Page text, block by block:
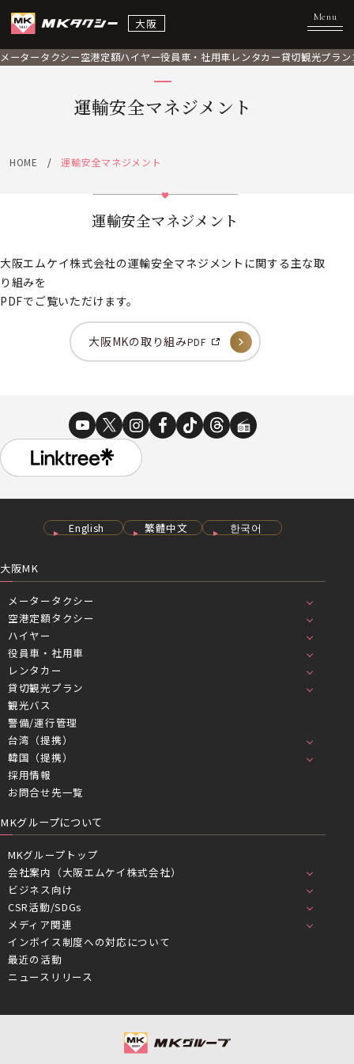
大阪
メータータクシー空港定額ハイヤー役員車・社用車 レンタカー貸切観光プラン
運輸安全マネジメント
HOME 運輸安全マネジメント
運輸安全マネジメント
大阪エムケイ株式会社の運輸安全マネジメントに関する主な取
り組みを
PDFでご覧いただけます。
大阪MKの取り組みPDF
English 繁體中文 한국어
大阪MK
メータータクシー
空港定額タクシー
ハイヤー
役員車・社用車
レンタカー
貸切観光プラン
観光バス
警備/運行管理
台湾（提携）
韓国（提携）
採用情報
お問合せ先一覧
MKグループについて
MKグループトップ
会社案内（大阪エムケイ株式会社）
ビジネス向け
CSR活動/SDGs
メディア関連
インボイス制度への対応について
最近の活動
ニュースリリース